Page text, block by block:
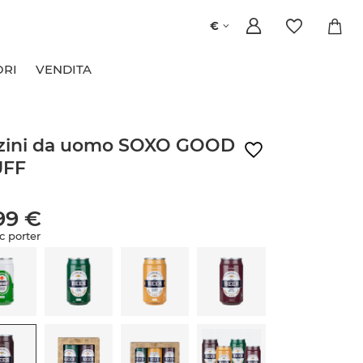
€
VENDITA
da uomo SOXO GOOD
€
porter